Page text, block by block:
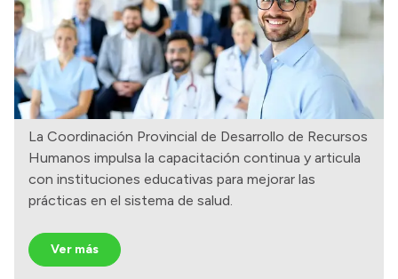
La Coordinación Provincial de Desarrollo de Recursos
Humanos impulsa la capacitación continua y articula
con instituciones educativas para mejorar las
prácticas en el sistema de salud.
Ver más